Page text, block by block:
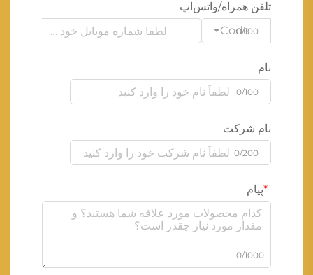
تلفن همراه/واتس‌اپ
Code
0/100
نام
0/100
نام شرکت
0/200
پیام
0/1000